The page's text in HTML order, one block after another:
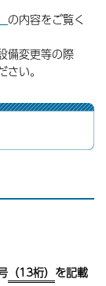
の内容をご覧く
備変更等の際
い。
（13桁） を記載